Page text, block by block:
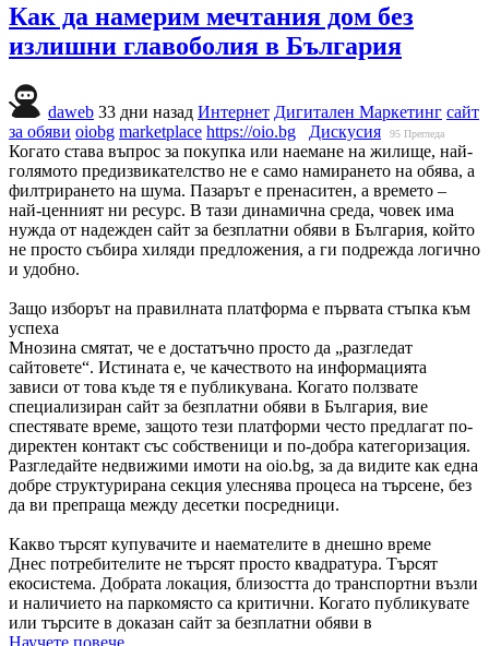
Как да намерим мечтания дом без
излишни главоболия в България
daweb 33 дни назад Интернет Дигитален Маркетинг сайт
за обяви oiobg marketplace https://oio.bg Дискусия 95 Прегледа
Когато става въпрос за покупка или наемане на жилище, най-
голямото предизвикателство не е само намирането на обява, а
филтрирането на шума. Пазарът е пренаситен, а времето –
най-ценният ни ресурс. В тази динамична среда, човек има
нужда от надежден сайт за безплатни обяви в България, който
не просто събира хиляди предложения, а ги подрежда логично
и удобно.
Защо изборът на правилната платформа е първата стъпка към
успеха
Мнозина смятат, че е достатъчно просто да „разгледат
сайтовете“. Истината е, че качеството на информацията
зависи от това къде тя е публикувана. Когато ползвате
специализиран сайт за безплатни обяви в България, вие
спестявате време, защото тези платформи често предлагат по-
директен контакт със собственици и по-добра категоризация.
Разгледайте недвижими имоти на oio.bg, за да видите как една
добре структурирана секция улеснява процеса на търсене, без
да ви препраща между десетки посредници.
Какво търсят купувачите и наемателите в днешно време
Днес потребителите не търсят просто квадратура. Търсят
екосистема. Добрата локация, близостта до транспортни възли
и наличието на паркомясто са критични. Когато публикувате
или търсите в доказан сайт за безплатни обяви в
Научете повече ...